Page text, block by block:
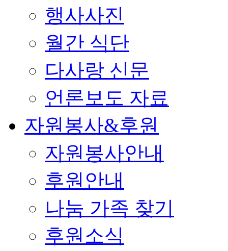
행사사진
월간 식단
다사랑 신문
언론보도 자료
자원봉사&후원
자원봉사안내
후원안내
나눔 가족 찾기
후원소식